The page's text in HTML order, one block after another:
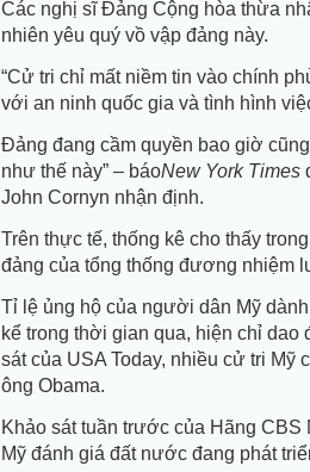
Các nghị sĩ Đảng Cộng hòa thừa
nhiên yêu quý vồ vập đảng này.
“Cử tri chỉ mất niềm tin vào chính
với an ninh quốc gia và tình hình
Đảng đang cầm quyền bao giờ
như thế này” – báoNew York Times
John Cornyn nhận định.
Trên thực tế, thống kê cho thấy
đảng của tổng thống đương nhiệm
Tỉ lệ ủng hộ của người dân Mỹ
kể trong thời gian qua, hiện chỉ
sát của USA Today, nhiều cử tri Mỹ
ông Obama.
Khảo sát tuần trước của Hãng
Mỹ đánh giá đất nước đang phát